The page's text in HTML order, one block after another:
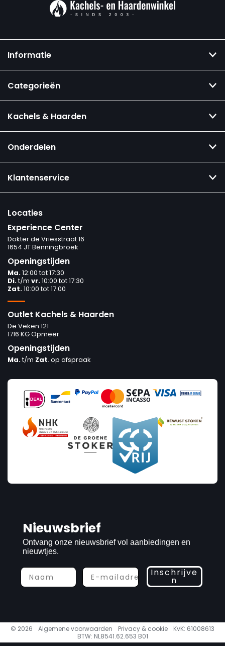
Informatie
Categorieën
Kachels & Haarden
Onderdelen
Klantenservice
Locaties
Experience Center
Dokter de Vriesstraat 16
1654 JT Benningbroek
Openingstijden
Ma.12:00 tot 17:30
Di.t/m vr.10:00 tot 17:30
Zat.10:00 tot 17:00
Outlet Kachels & Haarden
De Veken 121
1716 KG Opmeer
Openingstijden
Ma.t/m Zat. op afspraak
Nieuwsbrief
Ontvang onze nieuwsbrief vol aanbiedingen en
nieuwtjes.
Inschrijve
n
© 2026 Algemene voorwaarden Privacy & cookie
KvK: 61008613
BTW: NL8541.62.653 B01